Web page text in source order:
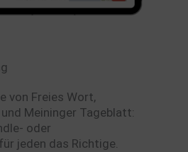
von Freies Wort,
Meininger Tageblatt:
oder
jeden das Richtige.